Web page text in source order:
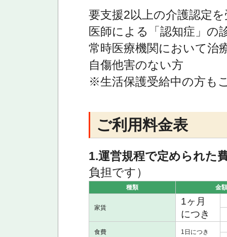
要支援2以上の介護認定
医師による「認知症」の
常時医療機関において治
自傷他害のない方
※生活保護受給中の方も
ご利用料金表
1.運営規程で定められた
負担です）
種類 金額
家賃
1ヶ月
につき
食費 1日につき